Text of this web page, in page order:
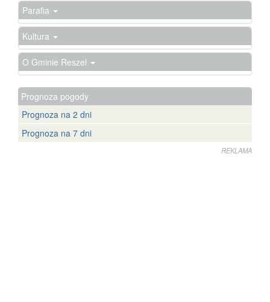
Parafia
Kultura
O Gminie Reszel
Prognoza pogody
Prognoza na 2 dni
Prognoza na 7 dni
REKLAMA